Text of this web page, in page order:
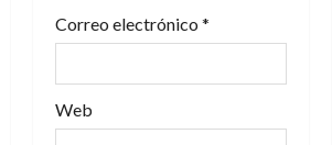
d
s
Correo electrónico *
Web